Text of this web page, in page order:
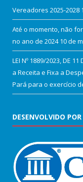
Vereadores 2025-2028
Até o momento, não
no ano de 2024 10 de
LEI Nº 1889/2023, DE 11
a Receita e Fixa a
Pará para o exercício
DESENVOLVIDO